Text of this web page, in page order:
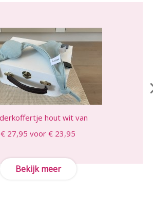
hout wit van
€ 27,95 voor € 23,95
Bekijk meer